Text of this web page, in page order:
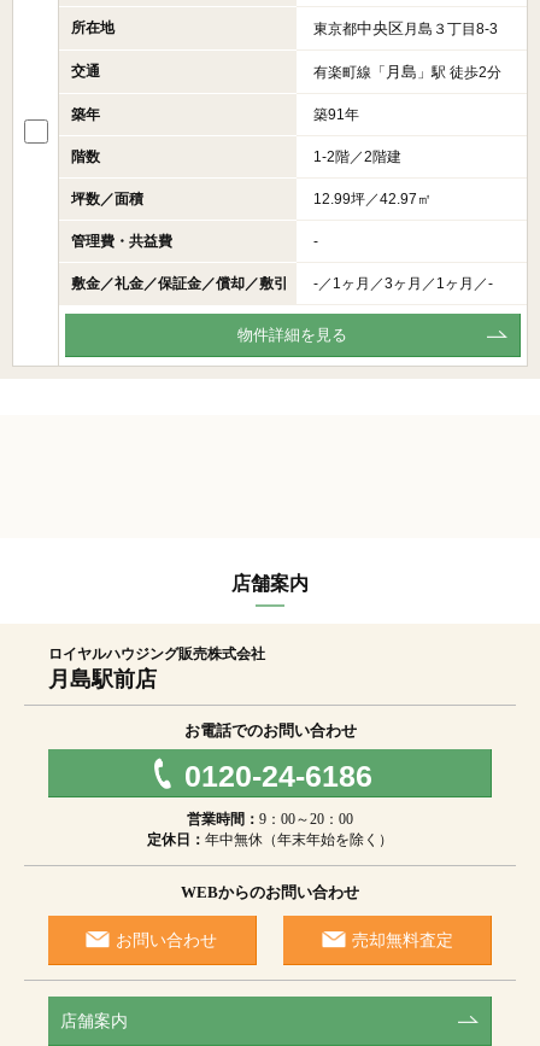
所在地 東京都中央区月島３丁目8-3
交通 有楽町線「 月島 」駅 徒歩2分
築年 築91年
階数 1-2階／2階建
坪数／面積 12.99坪／42.97㎡
管理費・共益費 -
敷金／礼金／保証金／償却／敷引 -／1ヶ月／3ヶ月／1ヶ月／-
物件詳細を見る
店舗案内
ロイヤルハウジング販売株式会社
月島駅前店
お電話でのお問い合わせ
0120-24-6186
営業時間： 9：00～20：00
定休日： 年中無休（年末年始を除く）
WEBからのお問い合わせ
お問い合わせ 売却無料査定
店舗案内